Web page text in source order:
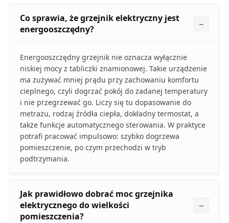
Co sprawia, że grzejnik elektryczny jest
energooszczędny?
Energooszczędny grzejnik nie oznacza wyłącznie
niskiej mocy z tabliczki znamionowej. Takie urządzenie
ma zużywać mniej prądu przy zachowaniu komfortu
cieplnego, czyli dogrzać pokój do zadanej temperatury
i nie przegrzewać go. Liczy się tu dopasowanie do
metrażu, rodzaj źródła ciepła, dokładny termostat, a
także funkcje automatycznego sterowania. W praktyce
potrafi pracować impulsowo: szybko dogrzewa
pomieszczenie, po czym przechodzi w tryb
podtrzymania.
Jak prawidłowo dobrać moc grzejnika
elektrycznego do wielkości
pomieszczenia?